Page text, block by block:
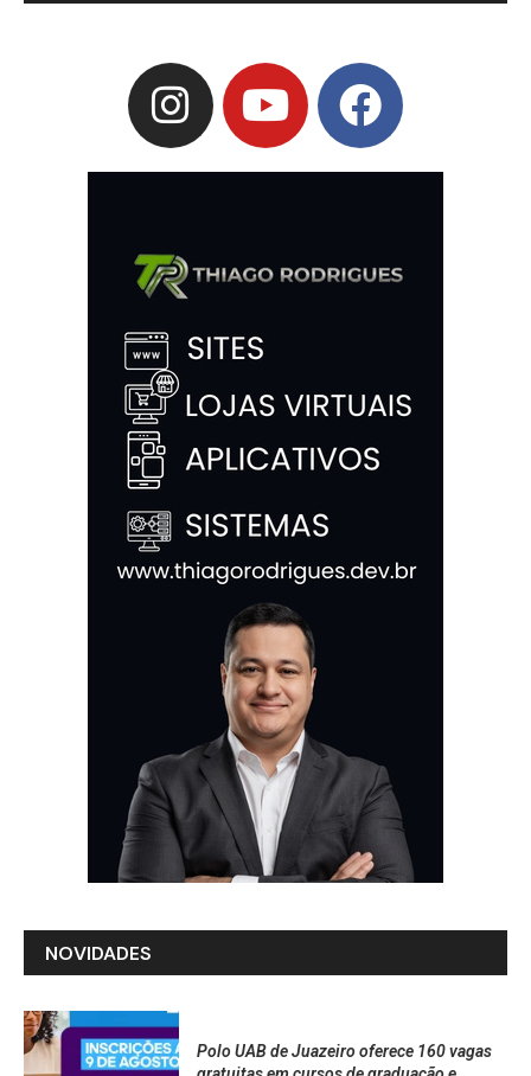
NOVIDADES
Polo UAB de Juazeiro oferece 160 vagas